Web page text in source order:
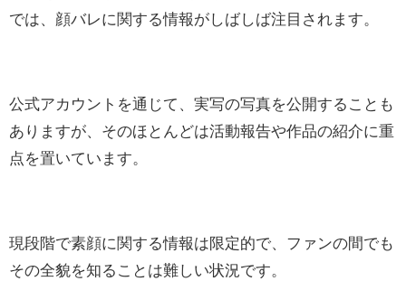
では、顔バレに関する情報がしばしば注目されます。
公式アカウントを通じて、実写の写真を公開することも
ありますが、そのほとんどは活動報告や作品の紹介に重
点を置いています。
現段階で素顔に関する情報は限定的で、ファンの間でも
その全貌を知ることは難しい状況です。